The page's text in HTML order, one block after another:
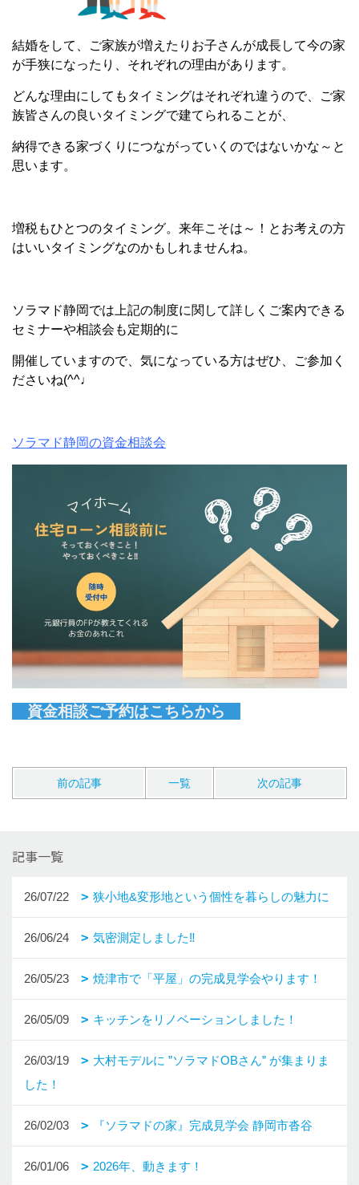
結婚をして、ご家族が増えたりお子さんが成長して今の家
が手狭になったり、それぞれの理由があります。
どんな理由にしてもタイミングはそれぞれ違うので、ご家
族皆さんの良いタイミングで建てられることが、
納得できる家づくりにつながっていくのではないかな～と
思います。
増税もひとつのタイミング。来年こそは～！とお考えの方
はいいタイミングなのかもしれませんね。
ソラマド静岡では上記の制度に関して詳しくご案内できる
セミナーや相談会も定期的に
開催していますので、気になっている方はぜひ、ご参加く
ださいね(^^♩
ソラマド静岡の資金相談会
資金相談ご予約はこちらから
前の記事 一覧 次の記事
記事一覧
26/07/22 狭小地&変形地という個性を暮らしの魅力に
26/06/24 気密測定しました‼
26/05/23 焼津市で「平屋」の完成見学会やります！
26/05/09 キッチンをリノベーションしました！
26/03/19
大村モデルに ”ソラマドOBさん” が集まりま
した！
26/02/03 『ソラマドの家』完成見学会 静岡市沓谷
26/01/06 2026年、動きます！